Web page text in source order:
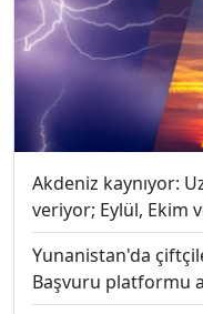
Akdeniz kaynıyor:
veriyor; Eylül, Ekim
Yunanistan'da
Başvuru platformu